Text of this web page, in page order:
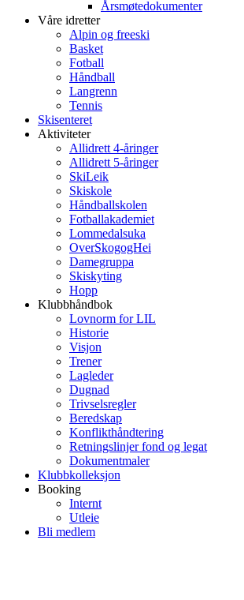
Årsmøtedokumenter
Våre idretter
Alpin og freeski
Basket
Fotball
Håndball
Langrenn
Tennis
Skisenteret
Aktiviteter
Allidrett 4-åringer
Allidrett 5-åringer
SkiLeik
Skiskole
Håndballskolen
Fotballakademiet
Lommedalsuka
OverSkogogHei
Damegruppa
Skiskyting
Hopp
Klubbhåndbok
Lovnorm for LIL
Historie
Visjon
Trener
Lagleder
Dugnad
Trivselsregler
Beredskap
Konflikthåndtering
Retningslinjer fond og legat
Dokumentmaler
Klubbkolleksjon
Booking
Internt
Utleie
Bli medlem